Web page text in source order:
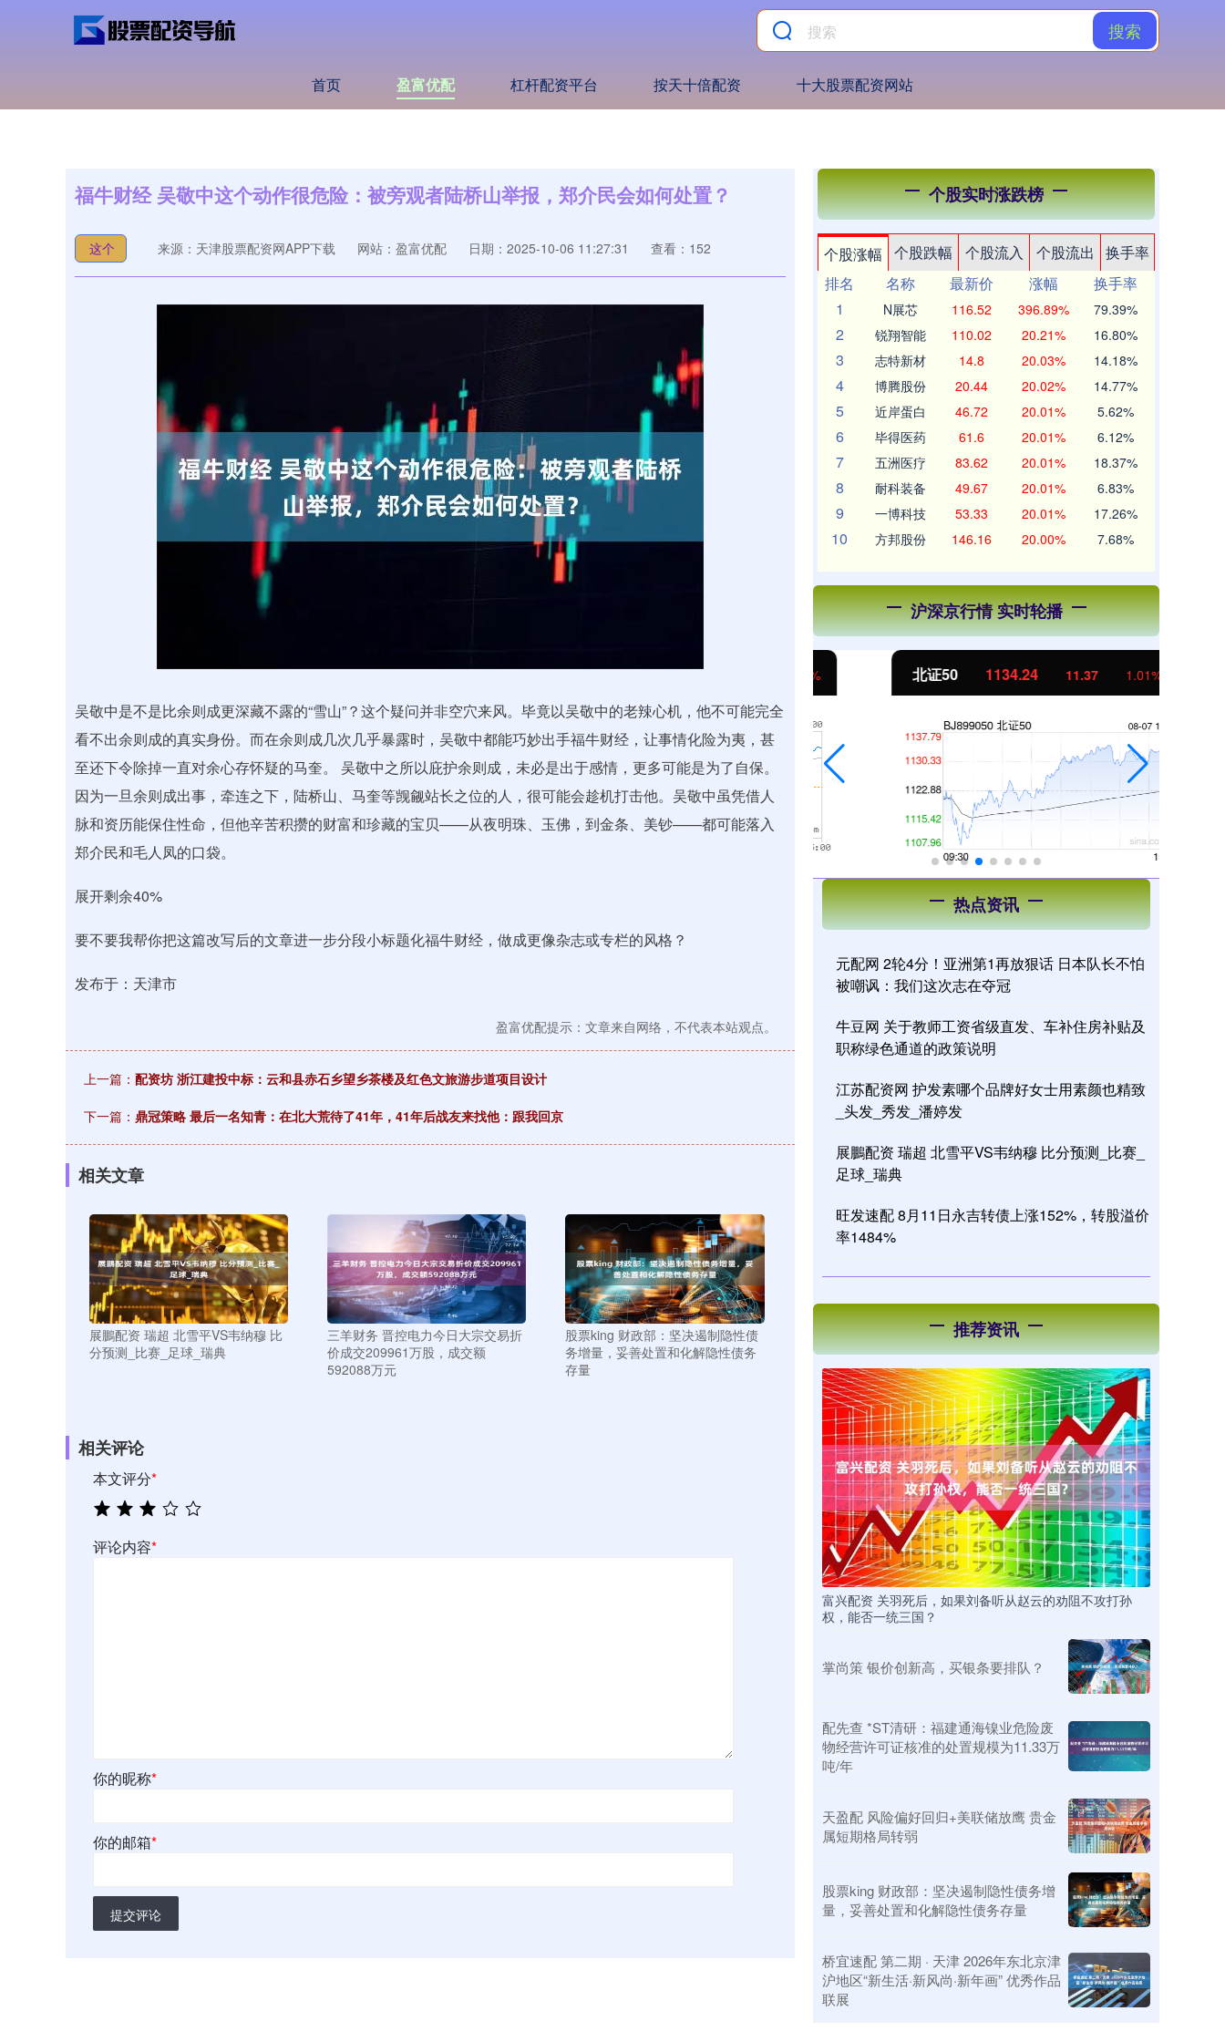
搜索
首页 盈富优配 杠杆配资平台 按天十倍配资 十大股票配资网站
福牛财经 吴敬中这个动作很危险：被旁观者陆桥山举报，郑介民会如何处置？
这个 来源：天津股票配资网APP下载 网站：盈富优配 日期：2025-10-06 11:27:31 查看：152
吴敬中是不是比余则成更深藏不露的“雪山”？这个疑问并非空穴来风。毕竟以吴敬中的老辣心机，他不可能完全
看不出余则成的真实身份。而在余则成几次几乎暴露时，吴敬中都能巧妙出手福牛财经，让事情化险为夷，甚
至还下令除掉一直对余心存怀疑的马奎。 吴敬中之所以庇护余则成，未必是出于感情，更多可能是为了自保。
因为一旦余则成出事，牵连之下，陆桥山、马奎等觊觎站长之位的人，很可能会趁机打击他。吴敬中虽凭借人
脉和资历能保住性命，但他辛苦积攒的财富和珍藏的宝贝——从夜明珠、玉佛，到金条、美钞——都可能落入
郑介民和毛人凤的口袋。
展开剩余40%
要不要我帮你把这篇改写后的文章进一步分段小标题化福牛财经，做成更像杂志或专栏的风格？
发布于：天津市
盈富优配提示：文章来自网络，不代表本站观点。
上一篇： 配资坊 浙江建投中标：云和县赤石乡望乡茶楼及红色文旅游步道项目设计
下一篇： 鼎冠策略 最后一名知青：在北大荒待了41年，41年后战友来找他：跟我回京
相关文章
展鵬配资 瑞超 北雪平VS韦纳穆 比
分预测_比赛_足球_瑞典
三羊财务 晋控电力今日大宗交易折
价成交209961万股，成交额
592088万元
股票king 财政部：坚决遏制隐性债
务增量，妥善处置和化解隐性债务
存量
相关评论
本文评分*
评论内容*
你的昵称*
你的邮箱*
提交评论
个股实时涨跌榜
个股涨幅 个股跌幅 个股流入 个股流出
换手率
排名
名称 最新价 涨幅
换手率
1
N展芯 116.52 396.89% 79.39%
2 锐翔智能 110.02 20.21% 16.80%
3 志特新材 14.8 20.03% 14.18%
4 博腾股份 20.44 20.02% 14.77%
5 近岸蛋白 46.72 20.01% 5.62%
6 毕得医药 61.6 20.01% 6.12%
7 五洲医疗 83.62 20.01% 18.37%
8 耐科装备 49.67 20.01% 6.83%
9 一博科技 53.33 20.01% 17.26%
10 方邦股份 146.16 20.00% 7.68%
沪深京行情 实时轮播
深证成指 14311.01 200.89 1.42% 沪深300 4694.44 43.13 1134.24 11.37 1.01%
热点资讯
元配网 2轮4分！亚洲第1再放狠话 日本队长不怕
被嘲讽：我们这次志在夺冠
牛豆网 关于教师工资省级直发、车补住房补贴及
职称绿色通道的政策说明
江苏配资网 护发素哪个品牌好女士用素颜也精致
_头发_秀发_潘婷发
展鵬配资 瑞超 北雪平VS韦纳穆 比分预测_比赛_
足球_瑞典
旺发速配 8月11日永吉转债上涨152%，转股溢价
率1484%
推荐资讯
富兴配资 关羽死后，如果刘备听从赵云的劝阻不攻打孙
权，能否一统三国？
掌尚策 银价创新高，买银条要排队？
配先查 *ST清研：福建通海镍业危险废
物经营许可证核准的处置规模为11.33万
吨/年
天盈配 风险偏好回归+美联储放鹰 贵金
属短期格局转弱
股票king 财政部：坚决遏制隐性债务增
量，妥善处置和化解隐性债务存量
桥宜速配 第二期 · 天津 2026年东北京津
沪地区“新生活·新风尚·新年画” 优秀作品
联展